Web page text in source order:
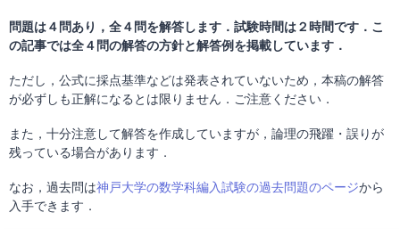
問題は４問あり，全４問を解答します．試験時間は２時間です．こ
の記事では全４問の解答の方針と解答例を掲載しています．
ただし，公式に採点基準などは発表されていないため，本稿の解答
が必ずしも正解になるとは限りません．ご注意ください．
また，十分注意して解答を作成していますが，論理の飛躍・誤りが
残っている場合があります．
なお，過去問は神戸大学の数学科編入試験の過去問題のページから
入手できます．